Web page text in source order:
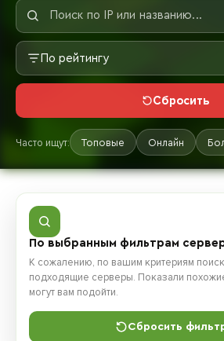
По рейтингу
Сбросить
Часто ищут: Топовые Онлайн
По выбранным фильтрам
К сожалению, по вашим критериям
подходящие серверы. Показали
могут вам подойти.
Сбросить